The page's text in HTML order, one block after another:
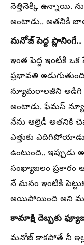
నెత్తినెక్కి ఉన్నాయి.
అంటాడు.. అతనికి
మనోజ్ పెద్ద ప్లానింగే..
ఇంత పెద్ద ఇంటికి
ప్రభావతి
న్యూమరాలజీని అడిగి
అంటాడు. ఫేమస్
నేను ఆల్రెడీ అతనికి
ఎత్తుకు
ఉంటుంది..
సంఖ్యాబలం ప్రకారం
నే మనం ఇంటికి
అయిపోయింది అని
కామాక్షి దెబ్బకు
మనోజ్ కాకపోతే నీ